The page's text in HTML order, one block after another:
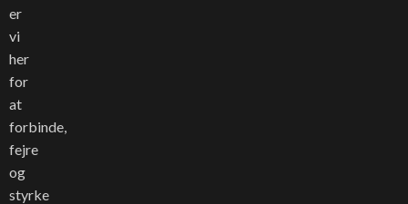
er
vi
her
for
at
forbinde,
fejre
og
styrke